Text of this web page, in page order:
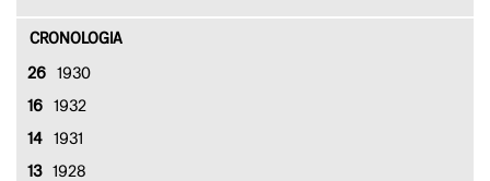
CRONOLOGIA
26 1930
16 1932
14 1931
13 1928